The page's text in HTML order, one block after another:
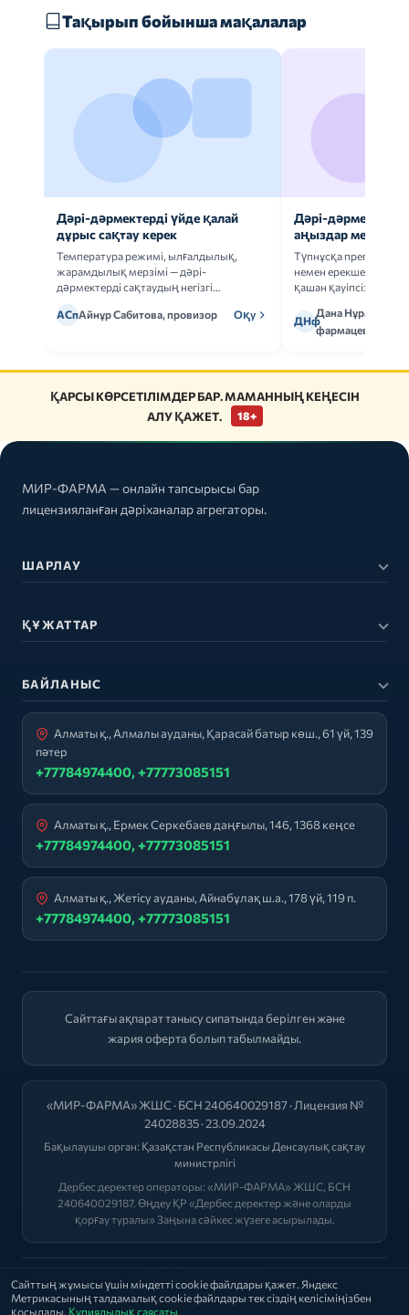
Сайттың жұмысы үшін міндетті cookie файлдары қажет. Яндекс
Метрикасының талдамалық cookie файлдары тек сіздің келісіміңізбен
қосылады. Құпиялылық саясаты
Тақырып бойынша мақалалар
Дәрі-дәрмектерді үйде қалай
дұрыс сақтау керек
Температура режимі, ылғалдылық,
жарамдылық мерзімі — дәрі-
дәрмектерді сақтаудың негізгі
АСпАйнұр Сабитова, провизор Оқу
Дәрі-дәрмек
аңыздар мен
Түпнұсқа
немен ерекшеленеді
қашан қауіпсіз.
ДНф
Дана
фармацевт
ҚАРСЫ КӨРСЕТІЛІМДЕР БАР. МАМАННЫҢ КЕҢЕСІН
АЛУ ҚАЖЕТ.
18+
МИР-ФАРМА — онлайн тапсырысы бар
лицензияланған дәріханалар агрегаторы.
ШАРЛАУ
ҚҰЖАТТАР
БАЙЛАНЫС
Алматы қ., Алмалы ауданы, Қарасай батыр көш., 61 үй, 139
пәтер
+77784974400, +77773085151
Алматы қ., Ермек Серкебаев даңғылы, 146, 1368 кеңсе
+77784974400, +77773085151
Алматы қ., Жетісу ауданы, Айнабұлақ ш.а., 178 үй, 119 п.
+77784974400, +77773085151
Сайттағы ақпарат танысу сипатында берілген және
жария оферта болып табылмайды.
«МИР-ФАРМА» ЖШС · БСН 240640029187 · Лицензия №
24028835 · 23.09.2024
Бақылаушы орган: Қазақстан Республикасы Денсаулық сақтау
министрлігі
Дербес деректер операторы: «МИР-ФАРМА» ЖШС, БСН
240640029187. Өңдеу ҚР «Дербес деректер және оларды
қорғау туралы» Заңына сәйкес жүзеге асырылады.
2026 © "МИР-ФАРМА"
Саясат | Оферта | Лицензиялар